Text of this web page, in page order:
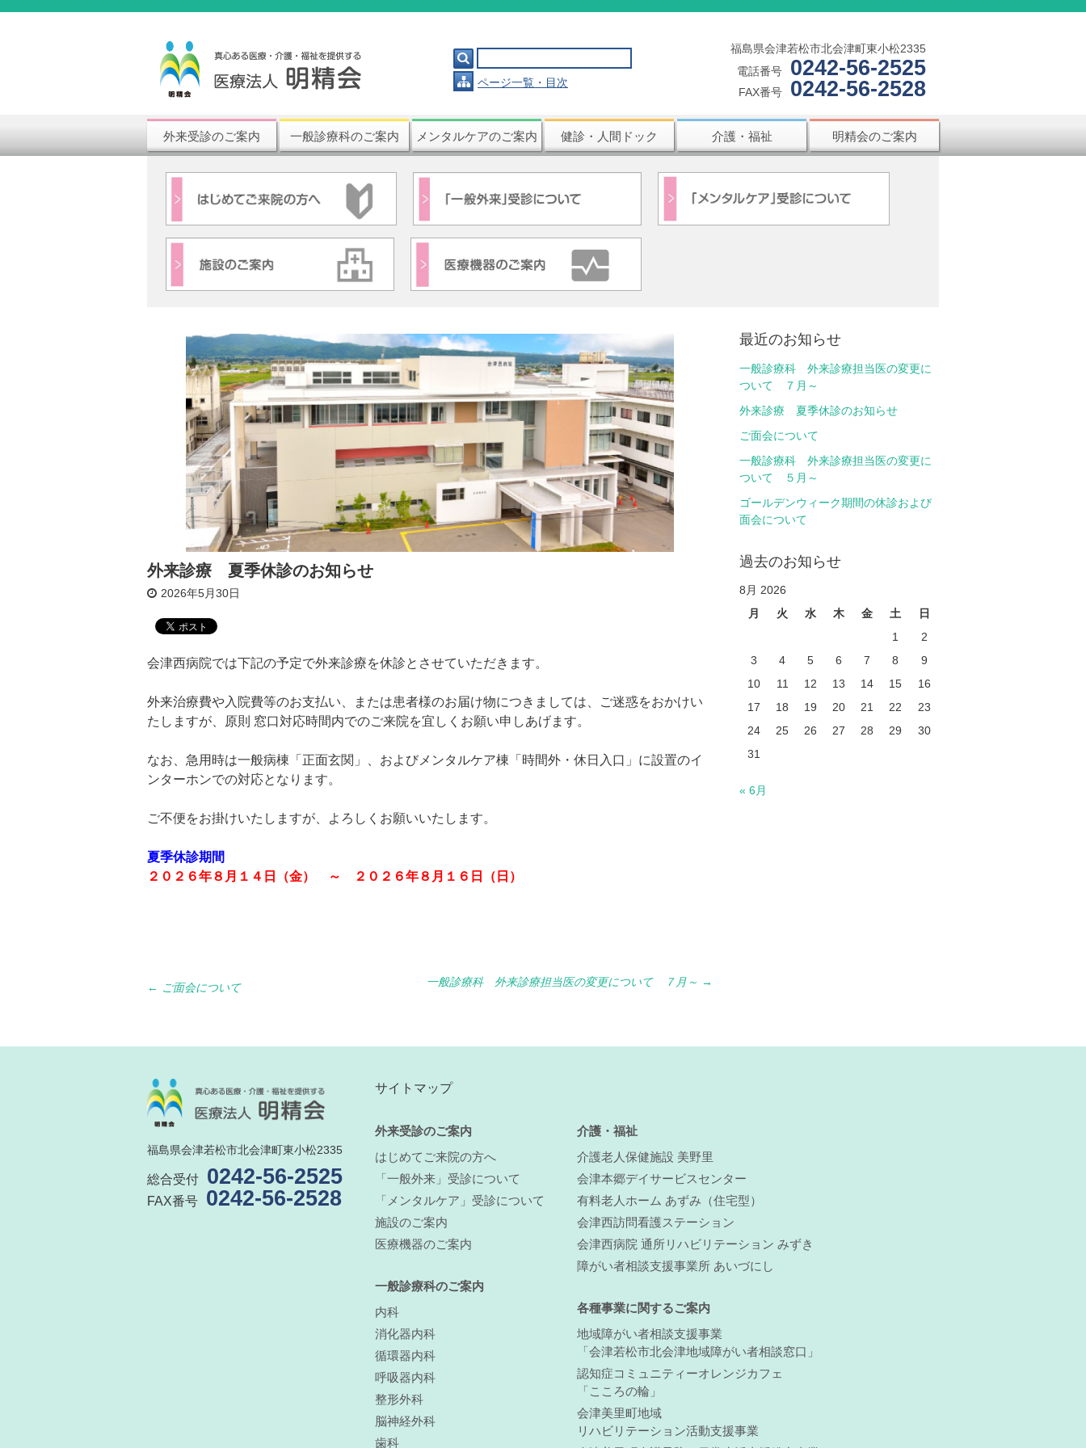
 ページ一覧・目次
福島県会津若松市北会津町東小松2335
電話番号
0242-56-2525
FAX番号 0242-56-2528
外来受診のご案内 一般診療科のご案内 メンタルケアのご案内 健診・人間ドック 介護・福祉 明精会のご案内
外来診療 夏季休診のお知らせ
2026年5月30日
会津西病院では下記の予定で外来診療を休診とさせていただきます。
外来治療費や入院費等のお支払い、または患者様のお届け物につきましては、ご迷惑をおかけい
たしますが、原則 窓口対応時間内でのご来院を宜しくお願い申しあげます。
なお、急用時は一般病棟「正面玄関」、およびメンタルケア棟「時間外・休日入口」に設置のイ
ンターホンでの対応となります。
ご不便をお掛けいたしますが、よろしくお願いいたします。
夏季休診期間
２０２６年８月１４日（金） ～ ２０２６年８月１６日（日）
Post
navigation
← ご面会について 一般診療科 外来診療担当医の変更について ７月～ →
最近のお知らせ
一般診療科 外来診療担当医の変更に
ついて ７月～
外来診療 夏季休診のお知らせ
ご面会について
一般診療科 外来診療担当医の変更に
ついて ５月～
ゴールデンウィーク期間の休診および
面会について
過去のお知らせ
8月 2026
月
火 水 木 金 土
日
1
2
3
4 5 6 7 8
9
10
11 12 13 14 15
16
17
18 19 20 21 22
23
24
25 26 27 28 29
30
31
« 6月
福島県会津若松市北会津町東小松2335
総合受付 0242-56-2525
FAX番号 0242-56-2528
サイトマップ
外来受診のご案内
はじめてご来院の方へ
「一般外来」受診について
「メンタルケア」受診について
施設のご案内
医療機器のご案内
一般診療科のご案内
内科
消化器内科
循環器内科
呼吸器内科
整形外科
脳神経外科
歯科
介護・福祉
介護老人保健施設 美野里
会津本郷デイサービスセンター
有料老人ホーム あずみ（住宅型）
会津西訪問看護ステーション
会津西病院 通所リハビリテーション みずき
障がい者相談支援事業所 あいづにし
各種事業に関するご案内
地域障がい者相談支援事業
「会津若松市北会津地域障がい者相談窓口」
認知症コミュニティーオレンジカフェ
「こころの輪」
会津美里町地域
リハビリテーション活動支援事業